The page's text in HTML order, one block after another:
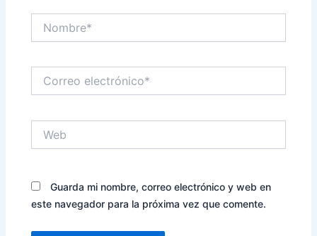
electrónico*
Guarda mi nombre, correo electrónico y web en
este navegador para la próxima vez que comente.